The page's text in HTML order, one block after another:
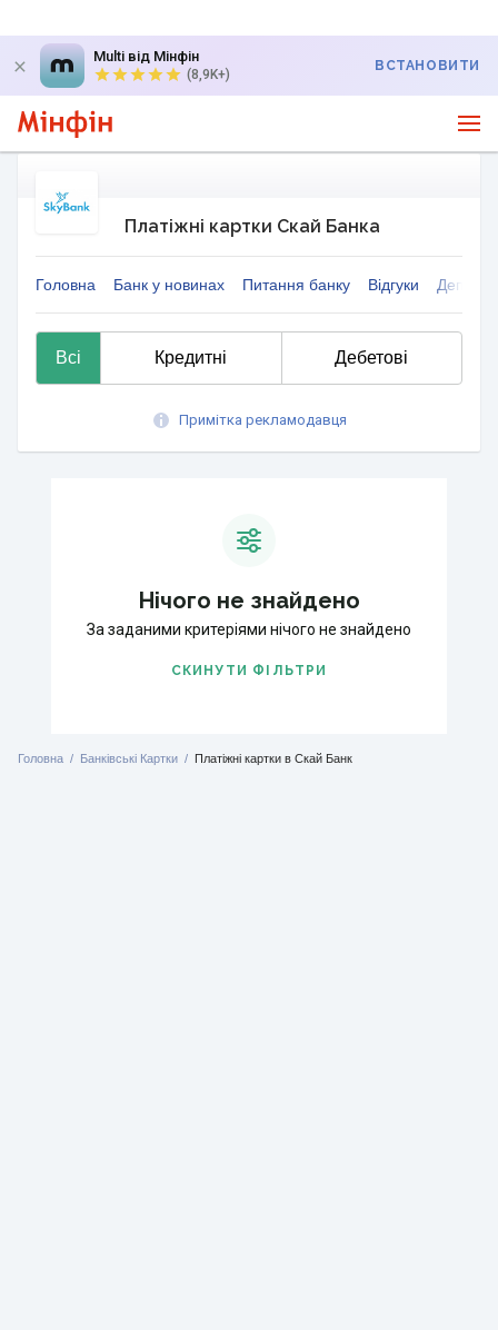
Multi від Мінфін
(8,9K+)
ВСТАНОВИТИ
Платіжні картки Скай Банка
Головна Банк у новинах Питання банку Відгуки
Всі Кредитні Дебетові
Примітка рекламодавця
Нічого не знайдено
За заданими критеріями нічого не знайдено
СКИНУТИ ФІЛЬТРИ
Головна Банківські Картки Платіжні картки в Скай Банк